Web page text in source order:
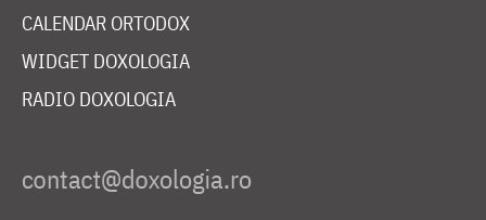
CALENDAR ORTODOX
WIDGET DOXOLOGIA
RADIO DOXOLOGIA